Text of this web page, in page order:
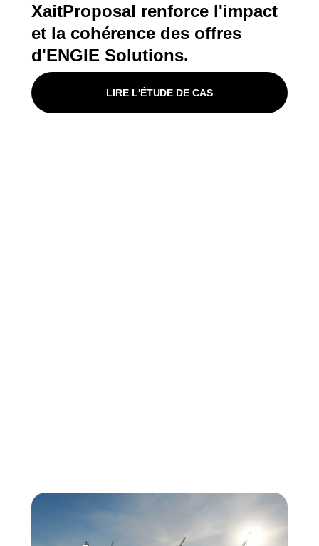
XaitProposal renforce l'impact
et la cohérence des offres
d'ENGIE Solutions.
LIRE L'ÉTUDE DE CAS